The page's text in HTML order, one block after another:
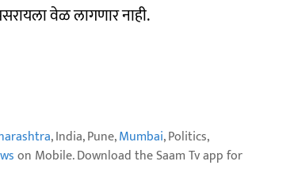
वेळ लागणार नाही.
, India, Pune,Mumbai, Politics,
on Mobile. Download the Saam Tv app for